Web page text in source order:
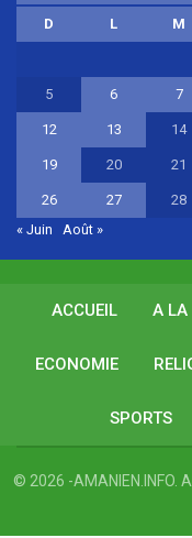
D L M
5 6 7
12 13 14
19 20 21
26 27 28
« Juin
Août »
ACCUEIL A LA
ECONOMIE
SPORTS
© 2026 -AMANIEN.INFO.